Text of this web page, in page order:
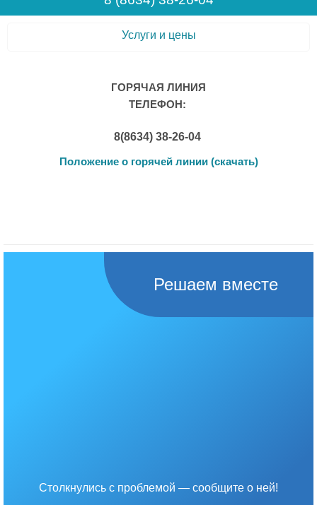
Услуги и цены
ГОРЯЧАЯ ЛИНИЯ
ТЕЛЕФОН:
8(8634) 38-26-04
Положение о горячей линии (скачать)
Решаем вместе
Столкнулись с проблемой — сообщите о ней!